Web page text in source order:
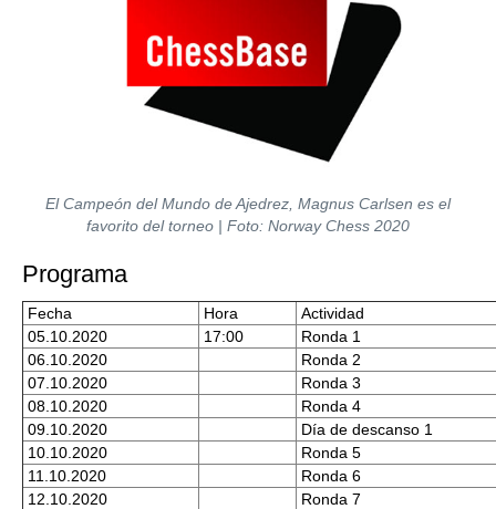
El Campeón del Mundo de Ajedrez, Magnus Carlsen es el
favorito del torneo | Foto: Norway Chess 2020
Programa
Fecha Hora
Actividad
05.10.2020
17:00
Ronda 1
06.10.2020
Ronda 2
07.10.2020
Ronda 3
08.10.2020
Ronda 4
09.10.2020
Día de descanso 1
10.10.2020
Ronda 5
11.10.2020
Ronda 6
12.10.2020
Ronda 7